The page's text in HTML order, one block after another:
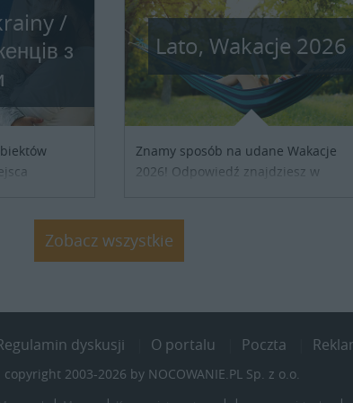
/
з
Lato, Wakacje 2026
Znamy sposób na udane Wakacje
2026! Odpowiedź znajdziesz w
atrakcyjne noclegi czekają...
Zobacz wszystkie
dyskusji O portalu Poczta
copyright 2003-2026 by NOCOWANIE.PL Sp. z o.o.